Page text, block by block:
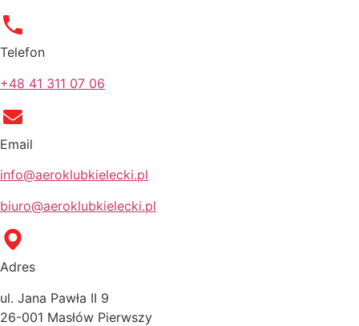
Telefon
+48 41 311 07 06
Email
info@aeroklubkielecki.pl
biuro@aeroklubkielecki.pl
Adres
ul. Jana Pawła II 9
26-001 Masłów Pierwszy